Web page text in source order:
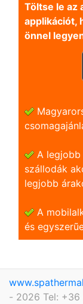
Töltse le az
applikációt,
önnel
A
szállodák
legjobb
A
és
- 2026 Tel: +36